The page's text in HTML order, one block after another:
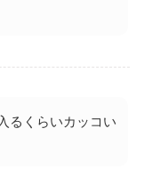
るくらいカッコい